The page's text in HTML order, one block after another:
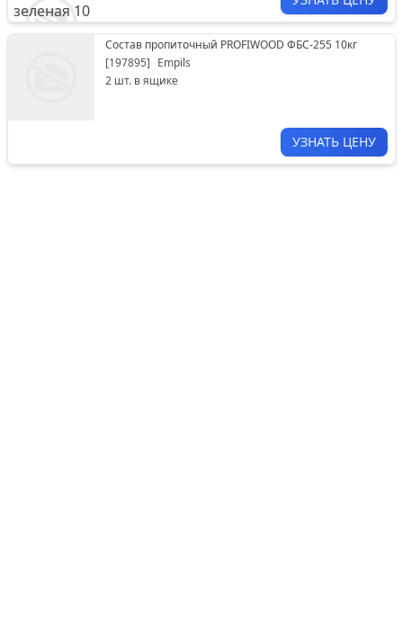
Состав пропиточный PROFIWOOD ФБС-255 10кг
[197895] Empils
2 шт. в ящике
УЗНАТЬ ЦЕНУ